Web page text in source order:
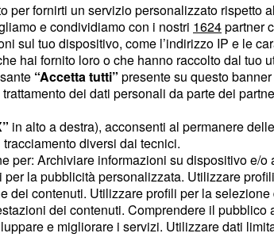
da
al
fornirti un servizio personalizzato rispetto
e condividiamo con i nostri 1624partner
sul tuo dispositivo, come l’indirizzo IP e le
hai fornito loro o che hanno raccolto dal tuo
“Accetta tutti” presente su questo
dei dati personali da parte dei
in alto a destra), acconsenti al permanere
diversi dai tecnici.
per: Archiviare informazioni su dispositivo e/
la pubblicità personalizzata. Utilizzare
dei contenuti. Utilizzare profili per la
dei contenuti. Comprendere il pubblico
e migliorare i servizi. Utilizzare dati